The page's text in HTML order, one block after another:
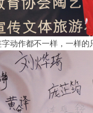
动作都不一样，一样的